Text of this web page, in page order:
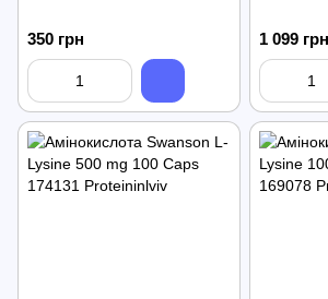
350 грн 1 099 грн